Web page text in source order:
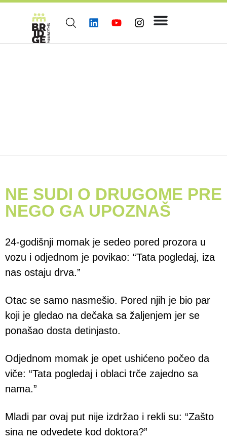
NE SUDI O DRUGOME PRE
NEGO GA UPOZNAŠ
24-godišnji momak je sedeo pored prozora u
vozu i odjednom je povikao: “Tata pogledaj, iza
nas ostaju drva.”
Otac se samo nasmešio. Pored njih je bio par
koji je gledao na dečaka sa žaljenjem jer se
ponašao dosta detinjasto.
Odjednom momak je opet ushićeno počeo da
viče: “Tata pogledaj i oblaci trče zajedno sa
nama.”
Mladi par ovaj put nije izdržao i rekli su: “Zašto
sina ne odvedete kod doktora?”